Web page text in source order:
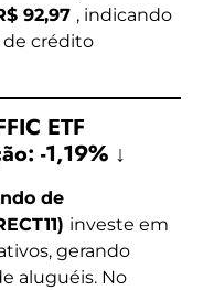
92,97 , indicando
de crédito
ETF
-1,19% ↓
de
investe em
gerando
aluguéis. No